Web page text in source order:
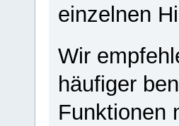
einzelnen
Wir
häufiger
Funktionen